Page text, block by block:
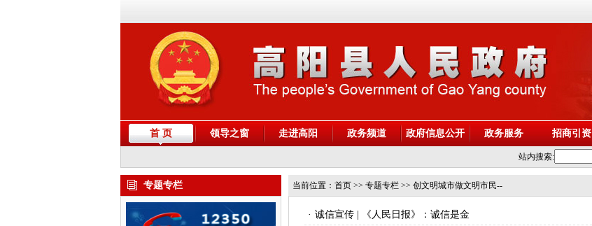
首 页 领导之窗 走进高阳 政务频道 政府信息公开 政务服务 招商引资
站内搜索:
专题专栏 当前位置： 首页 >> 专题专栏 >> 创文明城市做文明市民--
· 诚信宣传 | 《人民日报》：诚信是金